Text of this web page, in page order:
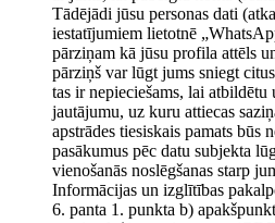
Tādējādi jūsu personas dati
iestatījumiem lietotnē
pārziņam kā jūsu profila attēls
pārziņš var lūgt jums sniegt
tas ir nepieciešams, lai
jautājumu, uz kuru attiecas
apstrādes tiesiskais pamats būs
pasākumus pēc datu subjekta
vienošanās noslēgšanas starp
Informācijas un izglītības
6. panta 1. punkta b)